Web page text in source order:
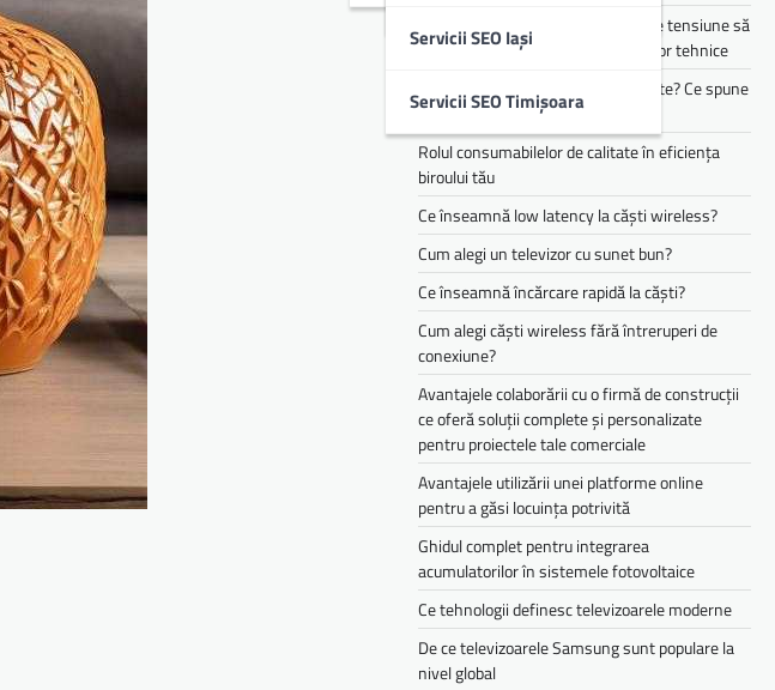
Servicii SEO Iași
Servicii SEO Timișoara
Cum te pot ajuta stabilizatoarele de tensiune să
reduci riscurile asociate defecțiunilor tehnice
Copilul tău mănâncă doar 3 alimente? Ce spune
asta despre dezvoltarea lui
Rolul consumabilelor de calitate în eficiența
biroului tău
Ce înseamnă low latency la căști wireless?
Cum alegi un televizor cu sunet bun?
Ce înseamnă încărcare rapidă la căști?
Cum alegi căști wireless fără întreruperi de
conexiune?
Avantajele colaborării cu o firmă de construcții
ce oferă soluții complete și personalizate
pentru proiectele tale comerciale
Avantajele utilizării unei platforme online
pentru a găsi locuința potrivită
Ghidul complet pentru integrarea
acumulatorilor în sistemele fotovoltaice
Ce tehnologii definesc televizoarele moderne
De ce televizoarele Samsung sunt populare la
nivel global